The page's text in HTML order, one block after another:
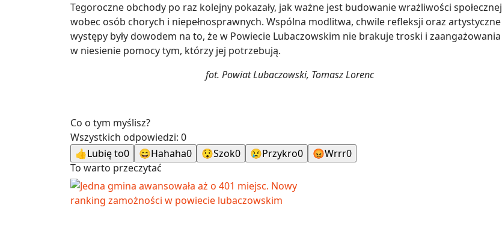
Tegoroczne obchody po raz kolejny pokazały, jak ważne jest budowanie wrażliwości społecznej
wobec osób chorych i niepełnosprawnych. Wspólna modlitwa, chwile refleksji oraz artystyczne
występy były dowodem na to, że w Powiecie Lubaczowskim nie brakuje troski i zaangażowania
w niesienie pomocy tym, którzy jej potrzebują.
fot. Powiat Lubaczowski, Tomasz Lorenc
Co o tym myślisz?
Wszystkich odpowiedzi: 0
👍Lubię to0 😄Hahaha0 😯Szok0 😢Przykro0 😡Wrrr0
To warto przeczytać